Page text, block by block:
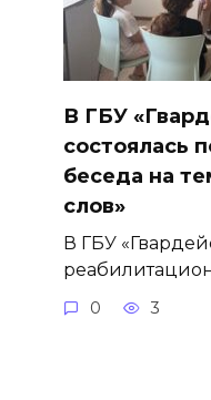
В ГБУ
состоялась
беседа на
слов»
В ГБУ
0 3